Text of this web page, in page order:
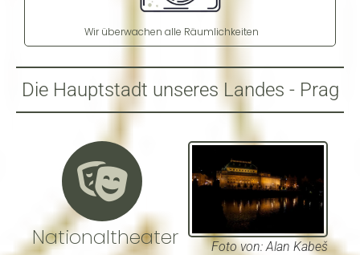
Wir überwachen alle Räumlichkeiten
Die Hauptstadt unseres Landes - Prag
Nationaltheater Foto von: Alan Kabeš